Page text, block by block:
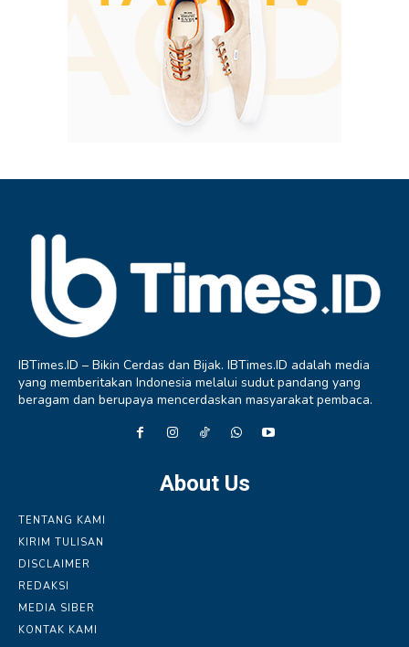
IBTimes.ID – Bikin Cerdas dan Bijak. IBTimes.ID adalah media
yang memberitakan Indonesia melalui sudut pandang yang
beragam dan berupaya mencerdaskan masyarakat pembaca.
About Us
TENTANG KAMI
KIRIM TULISAN
DISCLAIMER
REDAKSI
MEDIA SIBER
KONTAK KAMI